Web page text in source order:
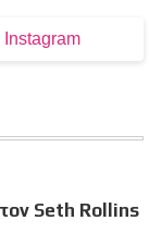
Instagram
Seth Rollins